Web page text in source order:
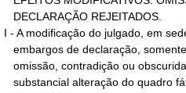
I - A modificação do julgado, em